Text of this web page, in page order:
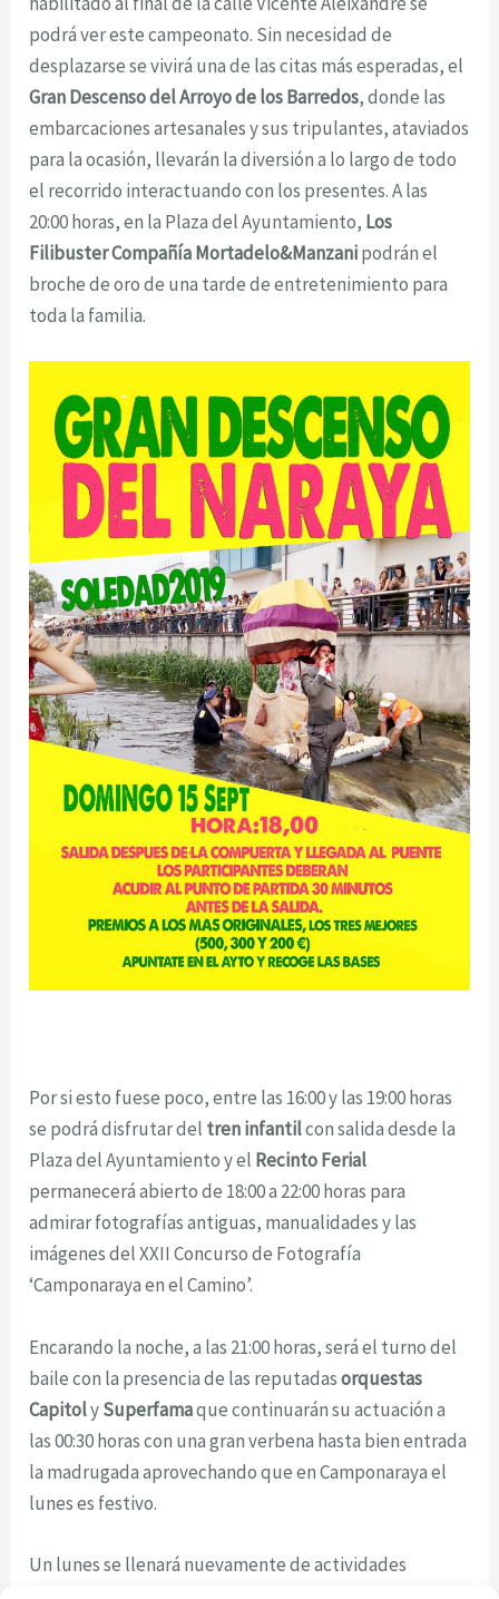
podrá ver este campeonato. Sin necesidad de
desplazarse se vivirá una de las citas más esperadas, el
Gran Descenso del Arroyo de los Barredos, donde las
embarcaciones artesanales y sus tripulantes, ataviados
para la ocasión, llevarán la diversión a lo largo de todo
el recorrido interactuando con los presentes. A las
20:00 horas, en la Plaza del Ayuntamiento, Los
Filibuster Compañía Mortadelo&Manzanipodrán el
broche de oro de una tarde de entretenimiento para
toda la familia.
Por si esto fuese poco, entre las 16:00 y las 19:00 horas
se podrá disfrutar del tren infantilcon salida desde la
Plaza del Ayuntamiento y el Recinto Ferial
permanecerá abierto de 18:00 a 22:00 horas para
admirar fotografías antiguas, manualidades y las
imágenes del XXII Concurso de Fotografía
‘Camponaraya en el Camino’.
Encarando la noche, a las 21:00 horas, será el turno del
baile con la presencia de las reputadasorquestas
CapitolySuperfamaque continuarán su actuación a
las 00:30 horas con una gran verbena hasta bien entrada
la madrugada aprovechando que en Camponaraya el
lunes es festivo.
Un lunes se llenará nuevamente de actividades